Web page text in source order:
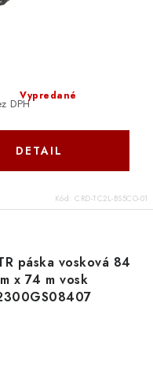
Vypredané
DPH
DETAIL
Kód: CRD-TC2L-BS5CO-01
páska vosková 84
x 74 m vosk